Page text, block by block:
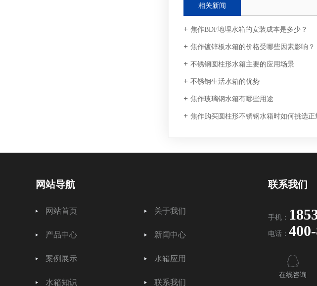
相关新闻
焦作BDF地埋水箱的安装成本是多少？
焦作镀锌板水箱的价格受哪些因素影响？
不锈钢圆柱形水箱主要的应用场景
不锈钢生活水箱的优势
焦作玻璃钢水箱有哪些用途
焦作购买圆柱形不锈钢水箱时如何挑选正规
网站导航
网站首页 关于我们
产品中心 新闻中心
案例展示 水箱应用
水箱知识 联系我们
联系我们
手机：
电话：
在线咨询